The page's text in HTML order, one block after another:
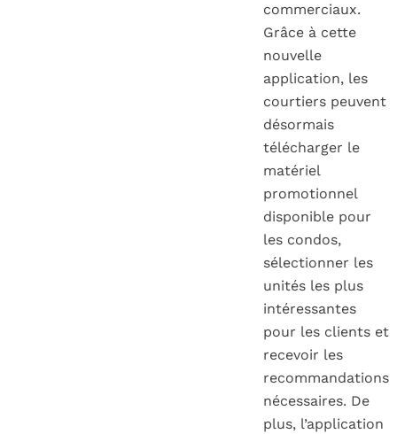
commerciaux.
Grâce à cette
nouvelle
application, les
courtiers peuvent
désormais
télécharger le
matériel
promotionnel
disponible pour
les condos,
sélectionner les
unités les plus
intéressantes
pour les clients et
recevoir les
recommandations
nécessaires. De
plus, l’application